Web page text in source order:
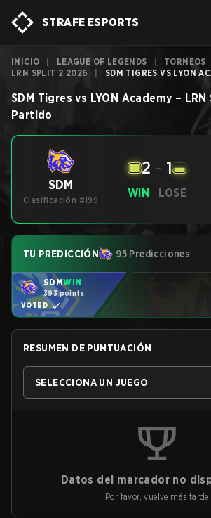
STRAFE ESPORTS
INICIO LEAGUE OF LEGENDS TORNEOS
LRN SPLIT 2 2026
SDM TIGRES VS LYON
SDM Tigres vs LYON Academy –
Partido
SDM
Clasificación #199
WIN
2 - 1
LOSE
TU PREDICCIÓN 95 Predicciones
SDMWIN
393 points
VOTED
RESUMEN DE PUNTUACIÓN
SELECCIONA UN JUEGO
Datos del marcador no
Por favor, vuelve más tarde